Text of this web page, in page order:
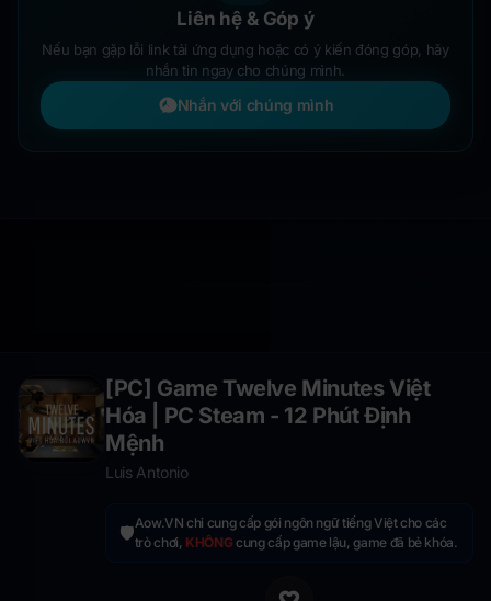
Liên hệ & Góp ý
Nếu bạn gặp lỗi link tải ứng dụng hoặc có ý kiến đóng góp, hãy
nhắn tin ngay cho chúng mình.
Nhắn với chúng mình
[PC] Game Twelve Minutes Việt
Hóa | PC Steam - 12 Phút Định
Mệnh
Luis Antonio
🛡️Aow.VN chỉ cung cấp gói ngôn ngữ tiếng Việt cho các
trò chơi, KHÔNGcung cấp game lậu, game đã bẻ khóa.